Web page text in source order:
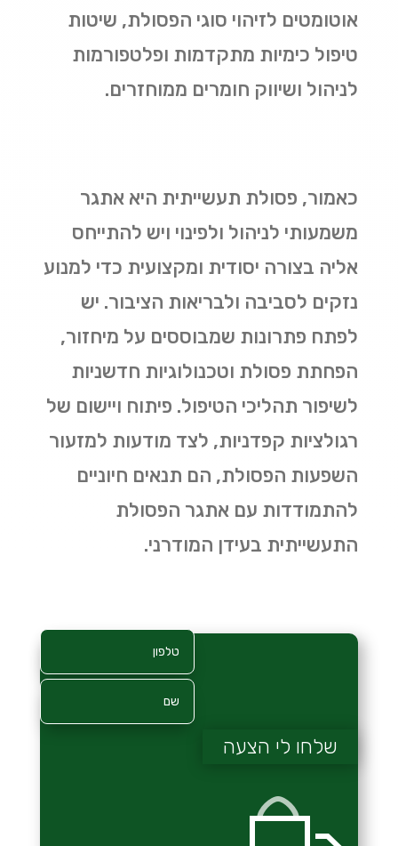
אוטומטים לזיהוי סוגי הפסולת, שיטות
טיפול כימיות מתקדמות ופלטפורמות
לניהול ושיווק חומרים ממוחזרים.
כאמור, פסולת תעשייתית היא אתגר
משמעותי לניהול ולפינוי ויש להתייחס
אליה בצורה יסודית ומקצועית כדי למנוע
נזקים לסביבה ולבריאות הציבור. יש
לפתח פתרונות שמבוססים על מיחזור,
הפחתת פסולת וטכנולוגיות חדשניות
לשיפור תהליכי הטיפול. פיתוח ויישום של
רגולציות קפדניות, לצד מודעות למזעור
השפעות הפסולת, הם תנאים חיוניים
להתמודדות עם אתגר הפסולת
התעשייתית בעידן המודרני.
שלחו לי הצעה